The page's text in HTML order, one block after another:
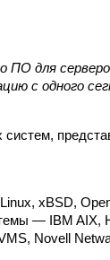
ПО для
с одного
систем,
xBSD,
— IBM AIX,
Novell